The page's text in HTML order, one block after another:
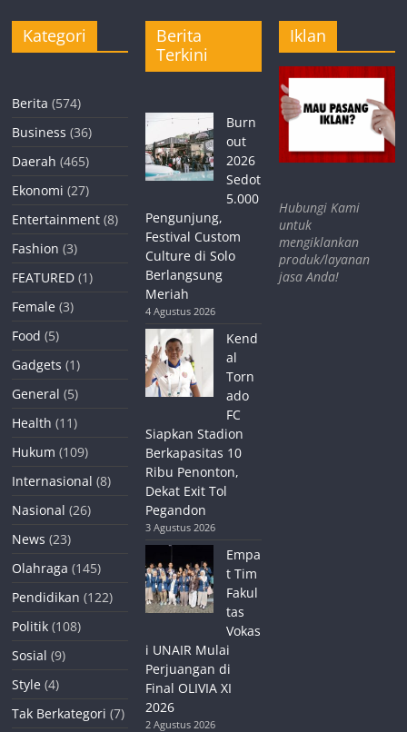
Kategori
Berita (574)
Business (36)
Daerah (465)
Ekonomi (27)
Entertainment (8)
Fashion (3)
FEATURED (1)
Female (3)
Food (5)
Gadgets (1)
General (5)
Health (11)
Hukum (109)
Internasional (8)
Nasional (26)
News (23)
Olahraga (145)
Pendidikan (122)
Politik (108)
Sosial (9)
Style (4)
Tak Berkategori (7)
Berita
Terkini
Burn
out
2026
Sedot
5.000
Pengunjung,
Festival Custom
Culture di Solo
Berlangsung
Meriah
4 Agustus 2026
Kend
al
Torn
ado
FC
Siapkan Stadion
Berkapasitas 10
Ribu Penonton,
Dekat Exit Tol
Pegandon
3 Agustus 2026
Empa
t Tim
Fakul
tas
Vokas
i UNAIR Mulai
Perjuangan di
Final OLIVIA XI
2026
2 Agustus 2026
Iklan
Hubungi Kami
untuk
mengiklankan
produk/layanan
jasa Anda!